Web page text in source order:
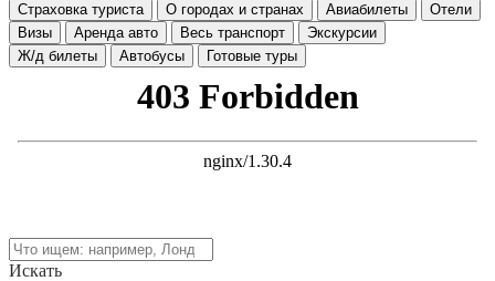
Страховка туриста О городах и странах Авиабилеты
Отели
Визы
Аренда авто Весь транспорт
Экскурсии
Ж/д билеты
Автобусы Готовые туры
Искать